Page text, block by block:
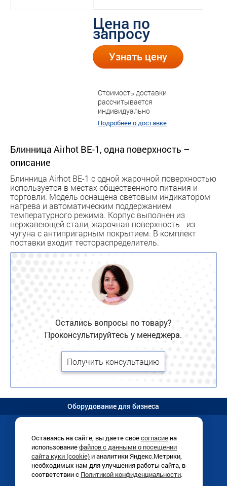
Оставаясь на сайте, вы даете своесогласиена
использованиефайлов с данными о посещении
сайта куки (cookie)и аналитики Яндекс.Метрики,
необходимых нам для улучшения работы сайта, в
соответствии с Политикой конфиденциальности.
Цена по
запросу
Узнать цену
Стоимость доставки
рассчитывается
индивидуально
Подробнее о доставке
Блинница Airhot BE-1, одна поверхность –
описание
Блинница Airhot BE-1 с одной жарочной поверхностью
используется в местах общественного питания и
торговли. Модель оснащена световым индикатором
нагрева и автоматическим поддержанием
температурного режима. Корпус выполнен из
нержавеющей стали, жарочная поверхность - из
чугуна с антипригарным покрытием. В комплект
поставки входит тестораспределитель.
Остались вопросы по товару?
Проконсультируйтесь у менеджера.
Получить консультацию
Оборудование для бизнеса
Иркутск, Раб. Штаба, 1/8 (схема)
+7 (3952)780-760
ПН-ПТ 9:00-18:00